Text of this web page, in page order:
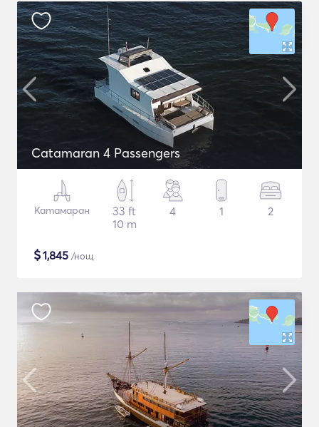
Catamaran 4 Passengers
Катамаран
33 ft
10 m
4 1 2
$1,845 /нощ